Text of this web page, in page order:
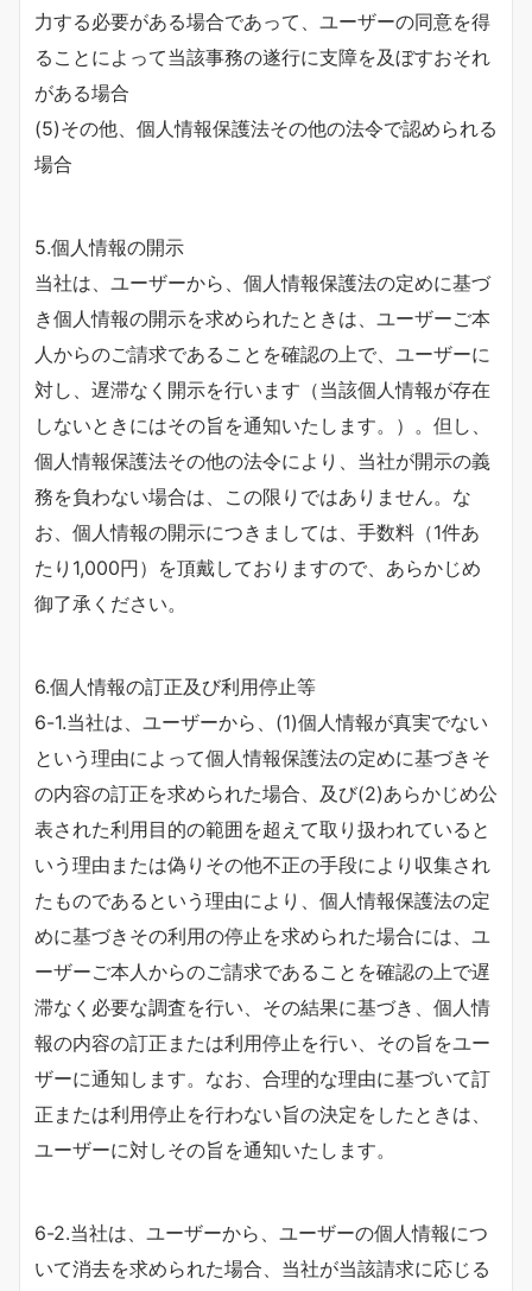
力する必要がある場合であって、ユーザーの同意を得
ることによって当該事務の遂行に支障を及ぼすおそれ
がある場合
(5)その他、個人情報保護法その他の法令で認められる
場合
5.個人情報の開示
当社は、ユーザーから、個人情報保護法の定めに基づ
き個人情報の開示を求められたときは、ユーザーご本
人からのご請求であることを確認の上で、ユーザーに
対し、遅滞なく開示を行います（当該個人情報が存在
しないときにはその旨を通知いたします。）。但し、
個人情報保護法その他の法令により、当社が開示の義
務を負わない場合は、この限りではありません。な
お、個人情報の開示につきましては、手数料（1件あ
たり1,000円）を頂戴しておりますので、あらかじめ
御了承ください。​
6.個人情報の訂正及び利用停止等
6-1.当社は、ユーザーから、(1)個人情報が真実でない
という理由によって個人情報保護法の定めに基づきそ
の内容の訂正を求められた場合、及び(2)あらかじめ公
表された利用目的の範囲を超えて取り扱われていると
いう理由または偽りその他不正の手段により収集され
たものであるという理由により、個人情報保護法の定
めに基づきその利用の停止を求められた場合には、ユ
ーザーご本人からのご請求であることを確認の上で遅
滞なく必要な調査を行い、その結果に基づき、個人情
報の内容の訂正または利用停止を行い、その旨をユー
ザーに通知します。なお、合理的な理由に基づいて訂
正または利用停止を行わない旨の決定をしたときは、
ユーザーに対しその旨を通知いたします。
6-2.当社は、ユーザーから、ユーザーの個人情報につ
いて消去を求められた場合、当社が当該請求に応じる